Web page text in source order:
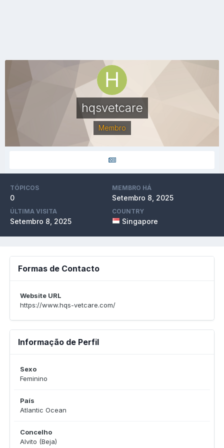
hqsvetcare
Membro
TÓPICOS
0
MEMBRO HÁ
Setembro 8, 2025
ÚLTIMA VISITA
Setembro 8, 2025
COUNTRY
Singapore
Formas de Contacto
Website URL
https://www.hqs-vetcare.com/
Informação de Perfil
Sexo
Feminino
País
Atlantic Ocean
Concelho
Alvito (Beja)